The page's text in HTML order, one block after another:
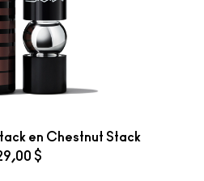
en Chestnut Stack
$